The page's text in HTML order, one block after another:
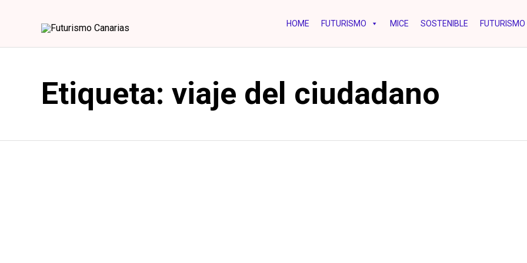
HOME FUTURISMO MICE SOSTENIBLE
Etiqueta: viaje del ciudadano